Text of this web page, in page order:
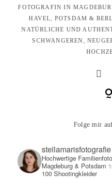
FOTOGRAFIN IN
HAVEL, POTSDAM &
NATÜRLICHE UND
SCHWANGEREN,
Folge mir
stellamarisfotografie
Hochwertige
Magdeburg & Potsdam
100 Shootingkleider